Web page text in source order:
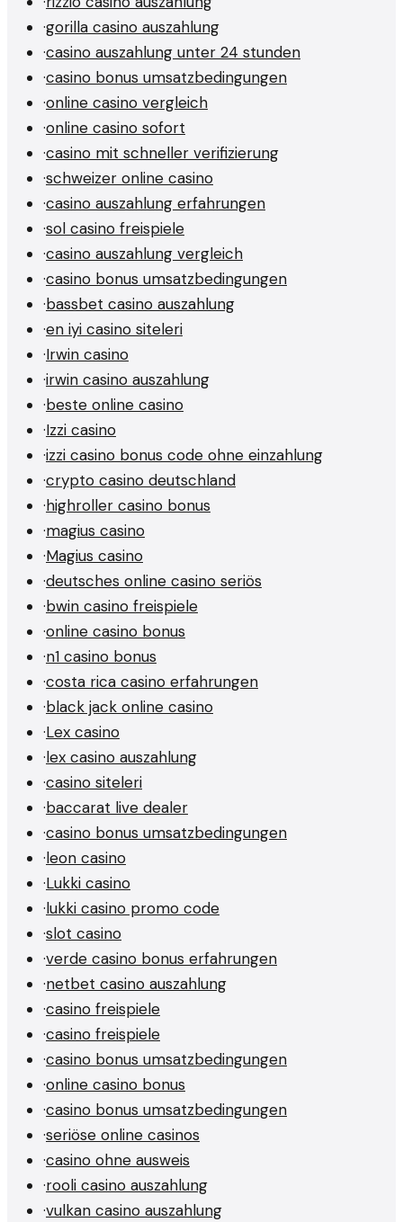
·gorilla casino auszahlung
·casino auszahlung unter 24 stunden
·casino bonus umsatzbedingungen
·online casino vergleich
·online casino sofort
·casino mit schneller verifizierung
·schweizer online casino
·casino auszahlung erfahrungen
·sol casino freispiele
·casino auszahlung vergleich
·casino bonus umsatzbedingungen
·bassbet casino auszahlung
·en iyi casino siteleri
·Irwin casino
·irwin casino auszahlung
·beste online casino
·Izzi casino
·izzi casino bonus code ohne einzahlung
·crypto casino deutschland
·highroller casino bonus
·magius casino
·Magius casino
·deutsches online casino seriös
·bwin casino freispiele
·online casino bonus
·n1 casino bonus
·costa rica casino erfahrungen
·black jack online casino
·Lex casino
·lex casino auszahlung
·casino siteleri
·baccarat live dealer
·casino bonus umsatzbedingungen
·leon casino
·Lukki casino
·lukki casino promo code
·slot casino
·verde casino bonus erfahrungen
·netbet casino auszahlung
·casino freispiele
·casino freispiele
·casino bonus umsatzbedingungen
·online casino bonus
·casino bonus umsatzbedingungen
·seriöse online casinos
·casino ohne ausweis
·rooli casino auszahlung
·vulkan casino auszahlung